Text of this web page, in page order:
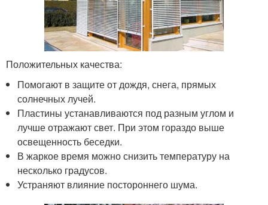
Положительных качества:
Помогают в защите от дождя, снега, прямых
солнечных лучей.
Пластины устанавливаются под разным углом и
лучше отражают свет. При этом гораздо выше
освещенность беседки.
В жаркое время можно снизить температуру на
несколько градусов.
Устраняют влияние постороннего шума.